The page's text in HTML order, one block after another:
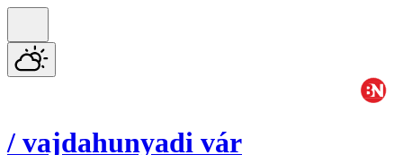
/ vajdahunyadi vár